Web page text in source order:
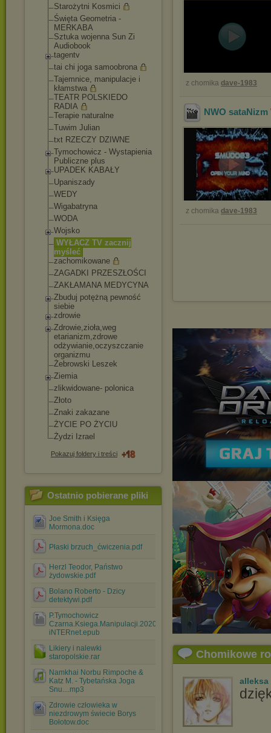
Starożytni Kosmici
Święta Geometria -
MERKABA
Sztuka wojenna Sun Zi
Audiobook
tagentv
tai chi joga samoobrona
Tajemnice, manipulacje i
kłamstwa
TEATR POLSKIEDO
RADIA
Terapie naturalne
Tuwim Julian
txt RZECZY DZIWNE
Tymochowicz - Wystapienia
Publiczne plus
UPADEK KABAŁY
Upaniszady
WEDY
Wigabatryna
WODA
Wojsko
WYŁACZ TV zacznij
myśleć
zachomikowane
ZAGADKI PRZESZŁOŚCI
ZAKŁAMANA MEDYCYNA
Zbuduj potężną pewność
siebie
zdrowie
Zdrowie,zioła,weg
etarianizm,zdrowe
odżywianie,oczyszczanie
organizmu
Żebrowski Leszek
Ziemia
zlikwidowane- polonica
Złoto
Znaki zakazane
ŻYCIE PO ŻYCIU
Żydzi Izrael
Pokazuj foldery i treści
Ostatnio pobierane pliki
Joe Smith i Księga
Mormona.doc
Płaski brzuch_ćwiczenia.pdf
Herzl Teodor, Państwo
żydowskie.pdf
Bolano Roberto - Dzicy
detektywi.pdf
P.Tymochowicz
Czarna.Ksiega.Manipulacji.2020
iNTERnet.epub
Likiery i nalewki
staropolskie.rar
Namkhai Norbu Rimpoche &
Katz M. - Tybetańska Joga
Snu....mp3
Zdrowie człowieka w
niezdrowym świecie Borys
Bołotow.doc
z chomika dave-1983
NWO
z chomika dave-1983
Chomikowe
alleksa